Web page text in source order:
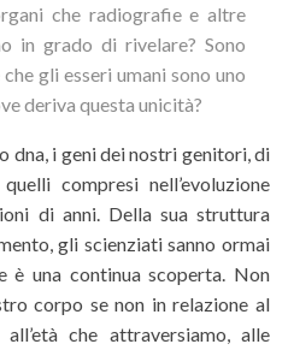
che radiografie e altre
in grado di rivelare? Sono
gli esseri umani sono uno
deriva questa unicità?
dna, i geni dei nostri genitori, di
compresi nell’evoluzione
di anni. Della sua struttura
gli scienziati sanno ormai
è una continua scoperta. Non
corpo se non in relazione al
che attraversiamo, alle